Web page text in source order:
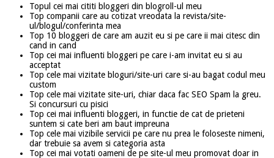
Topul cei mai cititi bloggeri din blogroll-ul meu
Top companii care au cotizat vreodata la revista/site-
ul/blogul/conferinta mea
Top 10 bloggeri de care am auzit eu si pe care ii mai citesc din
cand in cand
Top cei mai influenti bloggeri pe care i-am invitat eu si au
acceptat
Top cele mai vizitate bloguri/site-uri care si-au bagat codul meu
custom
Top cele mai vizitate site-uri, chiar daca fac SEO Spam la greu.
Si concursuri cu pisici
Top cei mai influenti bloggeri, in functie de cat de prieteni
suntem si cate beri am baut impreuna
Top cele mai vizibile servicii pe care nu prea le foloseste nimeni,
dar trebuie sa avem si categoria asta
Top cei mai votati oameni de pe site-ul meu promovat doar in